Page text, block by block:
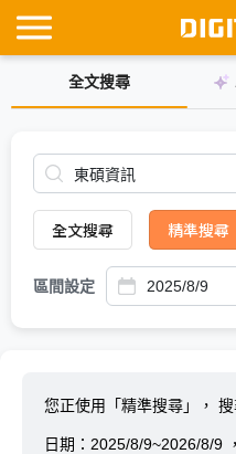
全文搜尋
全文搜尋 精準搜尋
區間設定
您正使用「精準搜尋」，
日期： 2025/8/9~2026/8/9